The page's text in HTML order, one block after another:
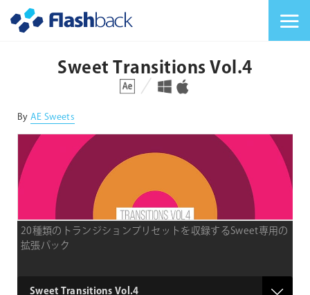
Sweet Transitions Vol.4
対応プラットフォーム 対応OS
By AE Sweets
20種類のトランジションプリセットを収録するSweet専用の
拡張パック
product